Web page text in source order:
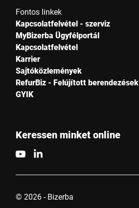
Fontos linkek
Kapcsolatfelvétel - szerviz
MyBizerba Ügyfélportál
Kapcsolatfelvétel
Karrier
Sajtóközlemények
RefurBiz - Felújított berendezések
GYIK
Keressen minket online
© 2026 - Bizerba